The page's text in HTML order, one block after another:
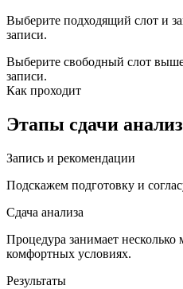
Выберите подходящий слот и
записи.
Выберите свободный слот
записи.
Как проходит
Этапы сдачи
Запись и рекомендации
Подскажем подготовку и
Сдача анализа
Процедура занимает несколько
комфортных условиях.
Результаты